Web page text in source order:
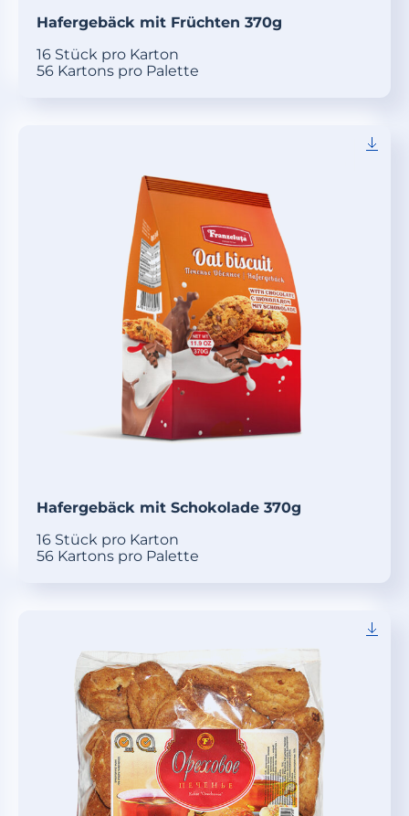
Hafergebäck mit Früchten 370g
16 Stück pro Karton
56 Kartons pro Palette
Hafergebäck mit Schokolade 370g
16 Stück pro Karton
56 Kartons pro Palette